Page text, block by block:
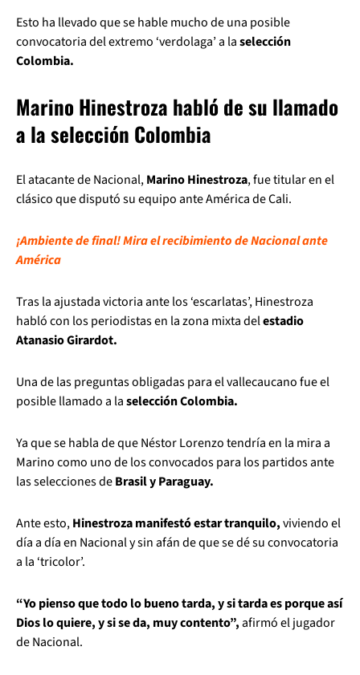
Esto ha llevado que se hable mucho de una posible
convocatoria del extremo ‘verdolaga’ a laselección
Colombia.
Marino Hinestroza habló de su llamado
a la selección Colombia
El atacante de Nacional,Marino Hinestroza, fue titular en el
clásico que disputó su equipo ante América de Cali.
¡Ambiente de final! Mira el recibimiento de Nacional ante
América
Tras la ajustada victoria ante los ‘escarlatas’, Hinestroza
habló con los periodistas en la zona mixta delestadio
Atanasio Girardot.
Una de las preguntas obligadas para el vallecaucano fue el
posible llamado a laselección Colombia.
Ya que se habla de que Néstor Lorenzo tendría en la mira a
Marino como uno de los convocados para los partidos ante
las selecciones deBrasil y Paraguay.
Ante esto,Hinestroza manifestó estar tranquilo,viviendo el
día a día en Nacional y sin afán de que se dé su convocatoria
a la ‘tricolor’.
“Yo pienso que todo lo bueno tarda, y si tarda es porque así
Dios lo quiere, y si se da, muy contento”,afirmó el jugador
de Nacional.